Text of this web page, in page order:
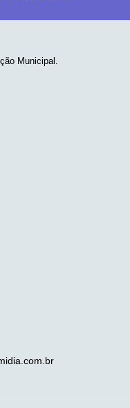
Municipal.